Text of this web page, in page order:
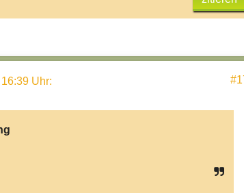
Uhr: